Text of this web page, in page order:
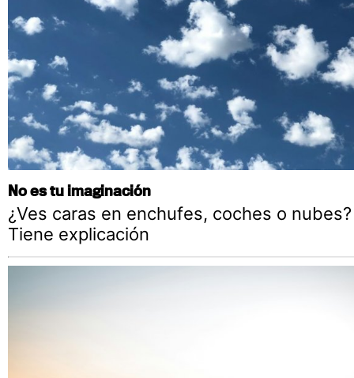
No es tu imaginación
¿Ves caras en enchufes, coches o nubes?
Tiene explicación